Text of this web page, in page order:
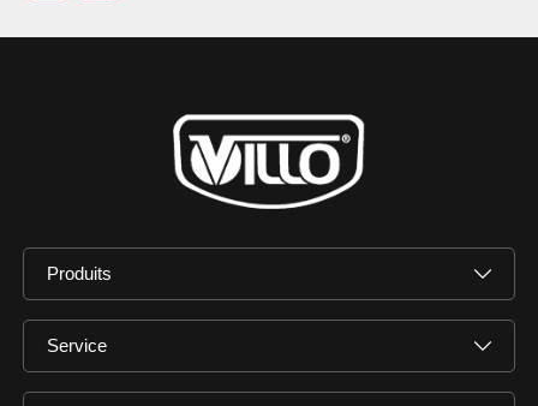
Produits
Service